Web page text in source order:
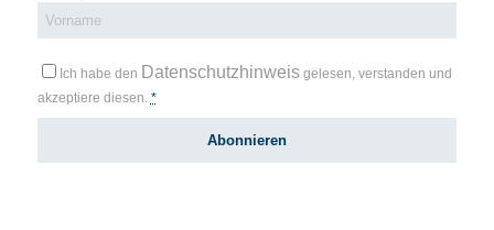
Ich habe den Datenschutzhinweisgelesen, verstanden und
akzeptiere diesen. *